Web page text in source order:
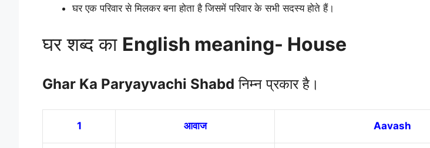
घर एक परिवार से मिलकर बना होता है जिसमें परिवार के सभी सदस्य होते हैं।
घर शब्द का English meaning- House
Ghar Ka Paryayvachi Shabd निम्न प्रकार है।
1 आवाज Aavash